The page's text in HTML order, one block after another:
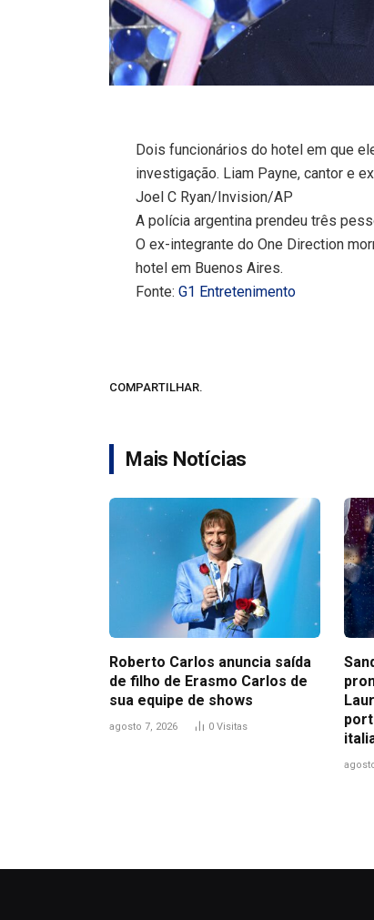
Dois funcionários do hotel em que
investigação. Liam Payne, cantor e
Joel C Ryan/Invision/AP
A polícia argentina prendeu três
O ex-integrante do One Direction
hotel em Buenos Aires.
Fonte:G1 Entretenimento
COMPARTILHAR.
Mais Notícias
Roberto Carlos anuncia saída
de filho de Erasmo Carlos de
sua equipe de shows
agosto 7, 2026 0 Visitas